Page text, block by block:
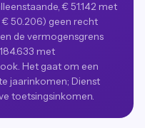
€ 51.142 met
€ 50.206) geen recht
de vermogensgrens
met
Het gaat om een
jaarinkomen; Dienst
toetsingsinkomen.